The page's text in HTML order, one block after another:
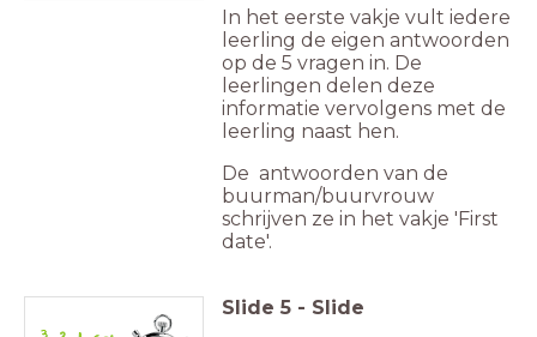
In het eerste vakje vult iedere
leerling de eigen antwoorden
op de 5 vragen in. De
leerlingen delen deze
informatie vervolgens met de
leerling naast hen.
De antwoorden van de
buurman/buurvrouw
schrijven ze in het vakje 'First
date'.
Slide 5 - Slide